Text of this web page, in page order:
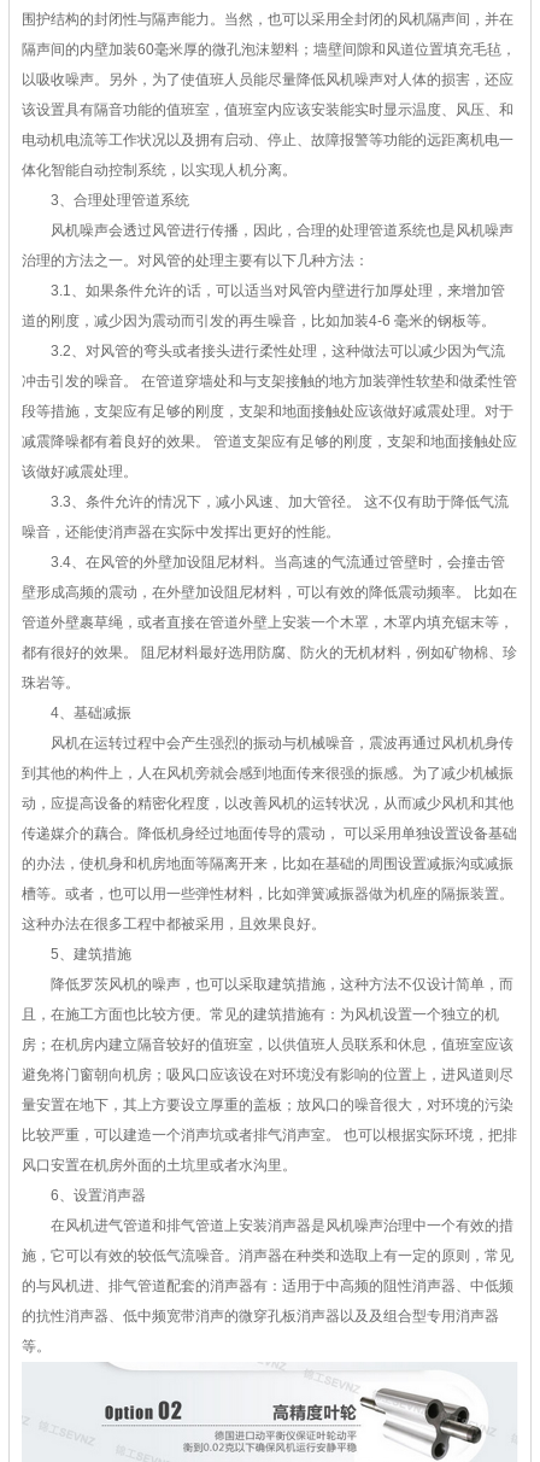
围护结构的封闭性与隔声能力。当然，也可以采用全封闭的风机隔声间，并在
隔声间的内壁加装60毫米厚的微孔泡沫塑料；墙壁间隙和风道位置填充毛毡，
以吸收噪声。另外，为了使值班人员能尽量降低风机噪声对人体的损害，还应
该设置具有隔音功能的值班室，值班室内应该安装能实时显示温度、风压、和
电动机电流等工作状况以及拥有启动、停止、故障报警等功能的远距离机电一
体化智能自动控制系统，以实现人机分离。
3、合理处理管道系统
风机噪声会透过风管进行传播，因此，合理的处理管道系统也是风机噪声
治理的方法之一。对风管的处理主要有以下几种方法：
3.1、如果条件允许的话，可以适当对风管内壁进行加厚处理，来增加管
道的刚度，减少因为震动而引发的再生噪音，比如加装4-6 毫米的钢板等。
3.2、对风管的弯头或者接头进行柔性处理，这种做法可以减少因为气流
冲击引发的噪音。 在管道穿墙处和与支架接触的地方加装弹性软垫和做柔性管
段等措施，支架应有足够的刚度，支架和地面接触处应该做好减震处理。对于
减震降噪都有着良好的效果。 管道支架应有足够的刚度，支架和地面接触处应
该做好减震处理。
3.3、条件允许的情况下，减小风速、加大管径。 这不仅有助于降低气流
噪音，还能使消声器在实际中发挥出更好的性能。
3.4、在风管的外壁加设阻尼材料。当高速的气流通过管壁时，会撞击管
壁形成高频的震动，在外壁加设阻尼材料，可以有效的降低震动频率。 比如在
管道外壁裹草绳，或者直接在管道外壁上安装一个木罩，木罩内填充锯末等，
都有很好的效果。 阻尼材料最好选用防腐、防火的无机材料，例如矿物棉、珍
珠岩等。
4、基础减振
风机在运转过程中会产生强烈的振动与机械噪音，震波再通过风机机身传
到其他的构件上，人在风机旁就会感到地面传来很强的振感。为了减少机械振
动，应提高设备的精密化程度，以改善风机的运转状况，从而减少风机和其他
传递媒介的藕合。降低机身经过地面传导的震动， 可以采用单独设置设备基础
的办法，使机身和机房地面等隔离开来，比如在基础的周围设置减振沟或减振
槽等。或者，也可以用一些弹性材料，比如弹簧减振器做为机座的隔振装置。
这种办法在很多工程中都被采用，且效果良好。
5、建筑措施
降低罗茨风机的噪声，也可以采取建筑措施，这种方法不仅设计简单，而
且，在施工方面也比较方便。常见的建筑措施有：为风机设置一个独立的机
房；在机房内建立隔音较好的值班室，以供值班人员联系和休息，值班室应该
避免将门窗朝向机房；吸风口应该设在对环境没有影响的位置上，进风道则尽
量安置在地下，其上方要设立厚重的盖板；放风口的噪音很大，对环境的污染
比较严重，可以建造一个消声坑或者排气消声室。 也可以根据实际环境，把排
风口安置在机房外面的土坑里或者水沟里。
6、设置消声器
在风机进气管道和排气管道上安装消声器是风机噪声治理中一个有效的措
施，它可以有效的较低气流噪音。消声器在种类和选取上有一定的原则，常见
的与风机进、排气管道配套的消声器有：适用于中高频的阻性消声器、中低频
的抗性消声器、低中频宽带消声的微穿孔板消声器以及及组合型专用消声器
等。